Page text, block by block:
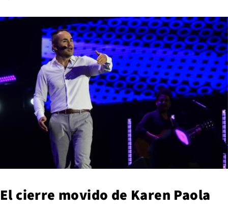
El cierre movido de Karen Paola